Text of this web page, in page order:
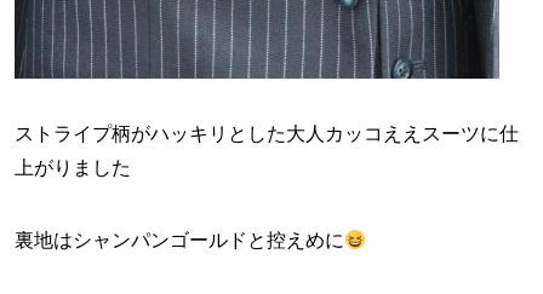
ストライプ柄がハッキリとした大人カッコええスーツに仕
上がりました
裏地はシャンパンゴールドと控えめに